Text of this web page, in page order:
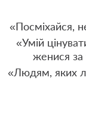
«Посміхайся,
«Умій
женися
«Людям, яких